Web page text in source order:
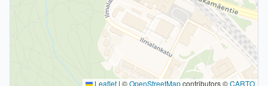
Leaflet | ©OpenStreetMapcontributors ©CARTO